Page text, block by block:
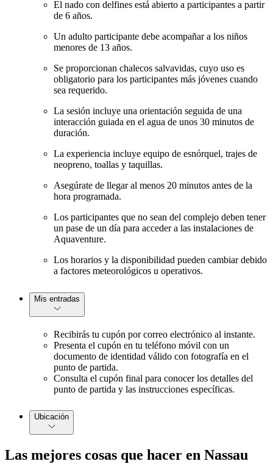
El nado con delfines está abierto a participantes a partir
de 6 años.
Un adulto participante debe acompañar a los niños
menores de 13 años.
Se proporcionan chalecos salvavidas, cuyo uso es
obligatorio para los participantes más jóvenes cuando
sea requerido.
La sesión incluye una orientación seguida de una
interacción guiada en el agua de unos 30 minutos de
duración.
La experiencia incluye equipo de esnórquel, trajes de
neopreno, toallas y taquillas.
Asegúrate de llegar al menos 20 minutos antes de la
hora programada.
Los participantes que no sean del complejo deben tener
un pase de un día para acceder a las instalaciones de
Aquaventure.
Los horarios y la disponibilidad pueden cambiar debido
a factores meteorológicos u operativos.
Mis entradas
Recibirás tu cupón por correo electrónico al instante.
Presenta el cupón en tu teléfono móvil con un
documento de identidad válido con fotografía en el
punto de partida.
Consulta el cupón final para conocer los detalles del
punto de partida y las instrucciones específicas.
Ubicación
Las mejores cosas que hacer en Nassau